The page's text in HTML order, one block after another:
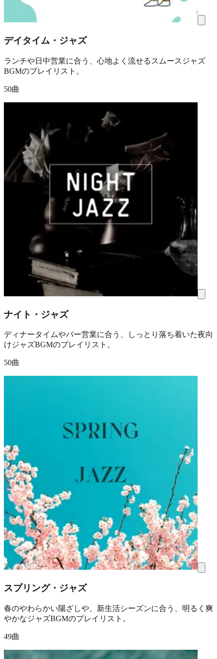
デイタイム・ジャズ
ランチや日中営業に合う、心地よく流せるスムースジャズ
BGMのプレイリスト。
50曲
ナイト・ジャズ
ディナータイムやバー営業に合う、しっとり落ち着いた夜向
けジャズBGMのプレイリスト。
50曲
スプリング・ジャズ
春のやわらかい陽ざしや、新生活シーズンに合う、明るく爽
やかなジャズBGMのプレイリスト。
49曲